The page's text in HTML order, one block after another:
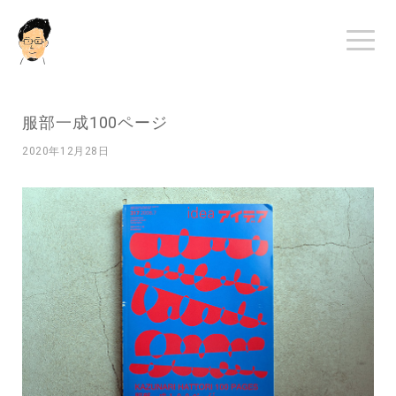
服部一成100ページ
2020年12月28日